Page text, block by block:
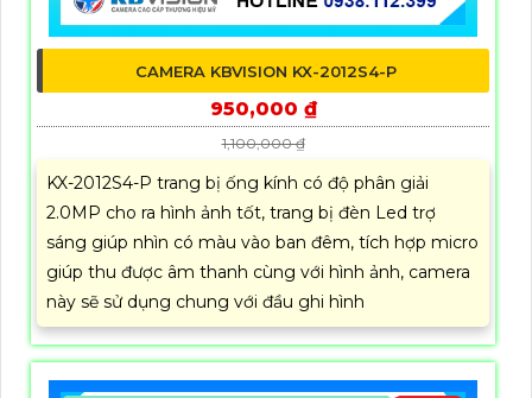
CAMERA KBVISION KX-2012S4-P
950,000 ₫
1,100,000 ₫
KX-2012S4-P trang bị ống kính có độ phân giải
2.0MP cho ra hình ảnh tốt, trang bị đèn Led trợ
sáng giúp nhìn có màu vào ban đêm, tích hợp micro
giúp thu được âm thanh cùng với hình ảnh, camera
này sẽ sử dụng chung với đầu ghi hình